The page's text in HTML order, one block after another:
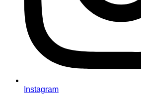
Instagram